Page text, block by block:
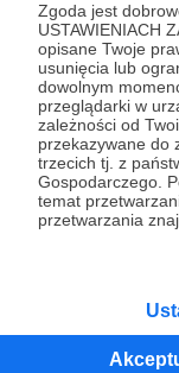
Zgoda jest
USTAWIENIACH
opisane Twoje
usunięcia lub
dowolnym
przeglądarki w
zależności od
przekazywane do
trzecich tj. z
Gospodarczego.
temat
przetwarzania
Kategorie
O Patronite
Dodatkowe
Pomoc
Regulamin